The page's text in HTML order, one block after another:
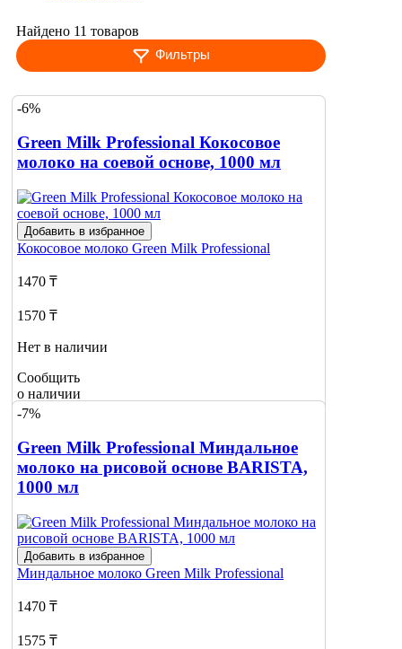
Найдено 11 товаров
Фильтры
-6%
Green Milk Professional Кокосовое
молоко на соевой основе, 1000 мл
Добавить в избранное
Кокосовое молоко Green Milk Professional
1470 ₸
1570 ₸
Нет в наличии
Сообщить
о наличии
2
-7%
Green Milk Professional Миндальное
молоко на рисовой основе BARISTA,
1000 мл
Добавить в избранное
Миндальное молоко Green Milk Professional
1470 ₸
1575 ₸